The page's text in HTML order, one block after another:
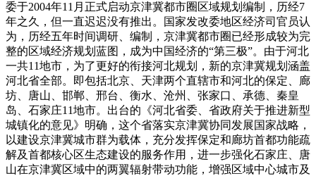
委于2004年11月正式启动京津冀都市圈区域规划编制，历经7
年之久，但一直迟迟没有推出。国家发改委地区经济司官员认
为，历经五年时间调研、编制，京津冀都市圈已经形成较为完
整的区域经济规划蓝图，成为中国经济的“第三极”。由于河北
一共11地市，为了更好的衔接河北规划，新的京津冀规划涵盖
河北省全部。即包括北京、天津两个直辖市和河北的保定、廊
坊、唐山、邯郸、邢台、衡水、沧州、张家口、承德、秦皇
岛、石家庄11地市。出台的《河北省委、省政府关于推进新型
城镇化的意见》明确，这个省落实京津冀协同发展国家战略，
以建设京津冀城市群为载体，充分发挥保定和廊坊首都功能疏
解及首都核心区生态建设的服务作用，进一步强化石家庄、唐
山在京津冀区域中的两翼辐射带动功能，增强区域中心城市及